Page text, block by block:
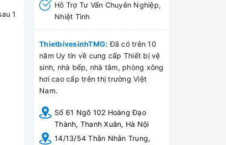
1
Hỗ Trợ Tư Vấn Chuyên Nghiệp,
Nhiệt Tình
ThietbivesinhTMG: Đã có trên 10
năm Uy tín về cung cấp Thiết bị vệ
sinh, nhà bếp, nhà tắm, phòng xông
hơi cao cấp trên thị trường Việt
Nam.
Số 61 Ngõ 102 Hoàng Đạo
Thành, Thanh Xuân, Hà Nội
14/13/54 Thân Nhân Trung,